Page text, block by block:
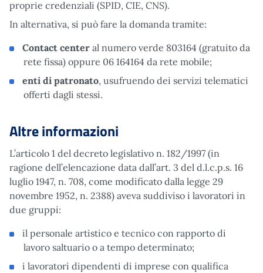
proprie credenziali (SPID, CIE, CNS).
In alternativa, si può fare la domanda tramite:
Contact center al numero verde 803164 (gratuito da
rete fissa) oppure 06 164164 da rete mobile;
enti di patronato, usufruendo dei servizi telematici
offerti dagli stessi.
Altre informazioni
L’articolo 1 del decreto legislativo n. 182/1997 (in
ragione dell’elencazione data dall’art. 3 del d.l.c.p.s. 16
luglio 1947, n. 708, come modificato dalla legge 29
novembre 1952, n. 2388) aveva suddiviso i lavoratori in
due gruppi:
il personale artistico e tecnico con rapporto di
lavoro saltuario o a tempo determinato;
i lavoratori dipendenti di imprese con qualifica